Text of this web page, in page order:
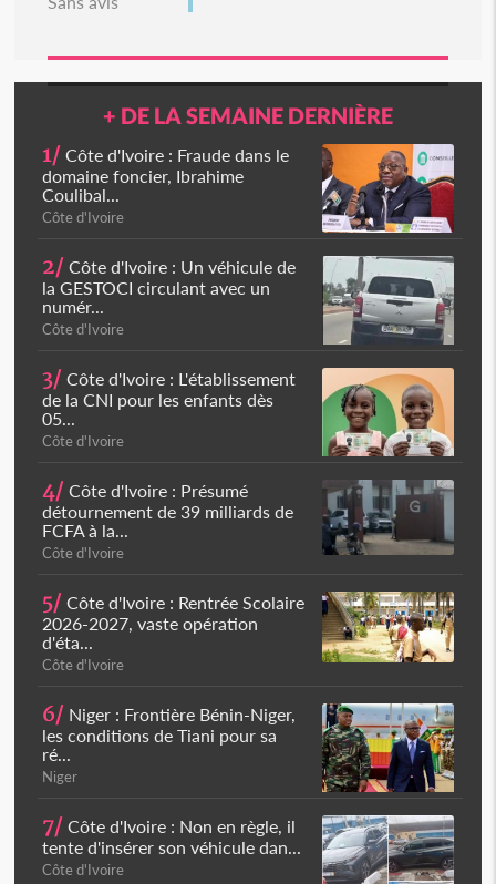
+ DE LA SEMAINE DERNIÈRE
1/ Côte d'Ivoire : Fraude dans le
domaine foncier, Ibrahime
Coulibal...
Côte d'Ivoire
2/ Côte d'Ivoire : Un véhicule de
la GESTOCI circulant avec un
numér...
Côte d'Ivoire
3/ Côte d'Ivoire : L'établissement
de la CNI pour les enfants dès
05...
Côte d'Ivoire
4/ Côte d'Ivoire : Présumé
détournement de 39 milliards de
FCFA à la...
Côte d'Ivoire
5/ Côte d'Ivoire : Rentrée Scolaire
2026-2027, vaste opération
d'éta...
Côte d'Ivoire
6/ Niger : Frontière Bénin-Niger,
les conditions de Tiani pour sa
ré...
Niger
7/ Côte d'Ivoire : Non en règle, il
tente d'insérer son véhicule dan...
Côte d'Ivoire